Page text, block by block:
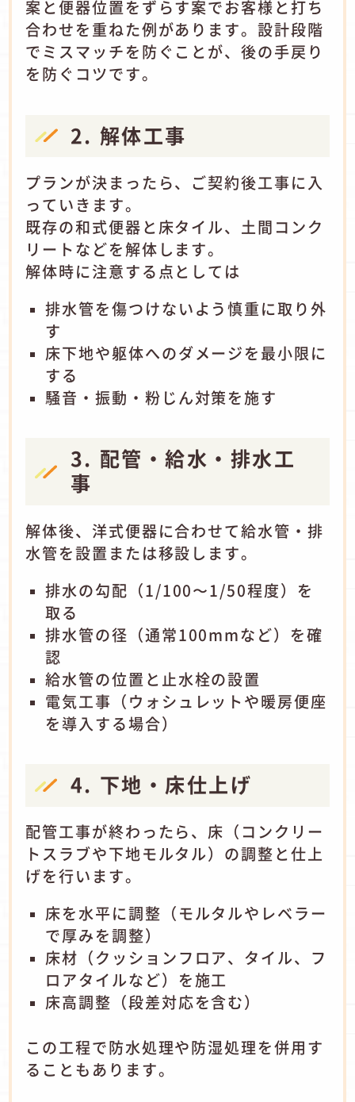
案と便器位置をずらす案でお客様と打ち
合わせを重ねた例があります。設計段階
でミスマッチを防ぐことが、後の手戻り
を防ぐコツです。
2. 解体工事
プランが決まったら、ご契約後工事に入
っていきます。
既存の和式便器と床タイル、土間コンク
リートなどを解体します。
解体時に注意する点としては
排水管を傷つけないよう慎重に取り外
す
床下地や躯体へのダメージを最小限に
する
騒音・振動・粉じん対策を施す
3. 配管・給水・排水工
事
解体後、洋式便器に合わせて給水管・排
水管を設置または移設します。
排水の勾配（1/100〜1/50程度）を
取る
排水管の径（通常100mmなど）を確
認
給水管の位置と止水栓の設置
電気工事（ウォシュレットや暖房便座
を導入する場合）
4. 下地・床仕上げ
配管工事が終わったら、床（コンクリー
トスラブや下地モルタル）の調整と仕上
げを行います。
床を水平に調整（モルタルやレベラー
で厚みを調整）
床材（クッションフロア、タイル、フ
ロアタイルなど）を施工
床高調整（段差対応を含む）
この工程で防水処理や防湿処理を併用す
ることもあります。